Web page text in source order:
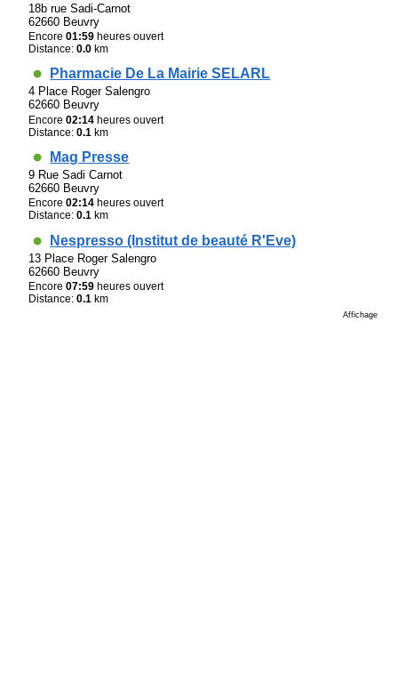
18b rue Sadi-Carnot
62660 Beuvry
Encore01:59 heures ouvert
Distance:0.0 km
Pharmacie De La Mairie SELARL
4 Place Roger Salengro
62660 Beuvry
Encore02:14 heures ouvert
Distance:0.1 km
Mag Presse
9 Rue Sadi Carnot
62660 Beuvry
Encore02:14 heures ouvert
Distance:0.1 km
Nespresso (Institut de beauté R'Eve)
13 Place Roger Salengro
62660 Beuvry
Encore07:59 heures ouvert
Distance:0.1 km
Affichage